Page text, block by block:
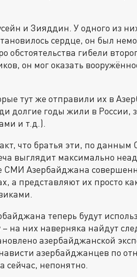
и Зияддин. У одного из
сердце, он был
гибели
он мог оказать
тут же отправили их в
долгие годы жили в России,
и т.д.).
что братья эти, по данным
выглядит максимально
СМИ Азербайджана
а представляют их просто
теперь будут
на них наверняка найдут
азербайджанской
азербайджанцев по
сейчас, непонятно.